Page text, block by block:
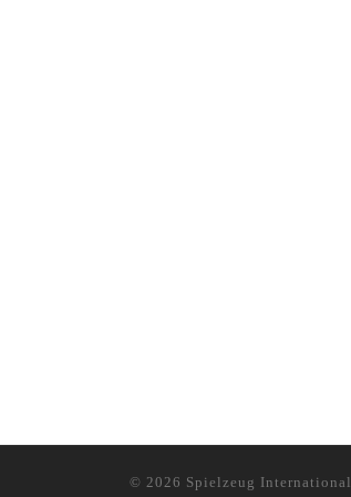
© 2026 Spielzeug International